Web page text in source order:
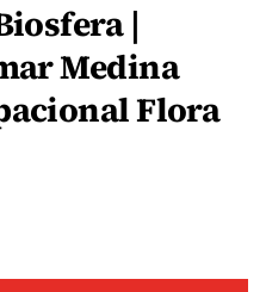
|
Medina
Flora